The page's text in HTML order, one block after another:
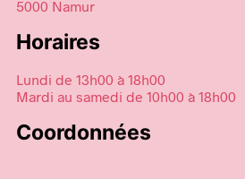
5000 Namur
Horaires
Lundi de 13h00 à 18h00
Mardi au samedi de 10h00 à 18h00
Coordonnées